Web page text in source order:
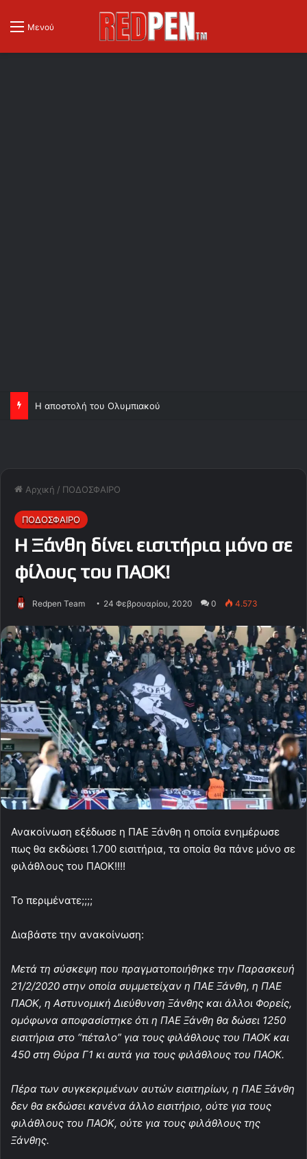
Μενού
Η αποστολή του Ολυμπιακού
Αρχική / ΠΟΔΟΣΦΑΙΡΟ
ΠΟΔΟΣΦΑΙΡΟ
Η Ξάνθη δίνει εισιτήρια μόνο σε
φίλους του ΠΑΟΚ!
Redpen Team 24 Φεβρουαρίου, 2020 0 4.573
Ανακοίνωση εξέδωσε η ΠΑΕ Ξάνθη η οποία ενημέρωσε
πως θα εκδώσει 1.700 εισιτήρια, τα οποία θα πάνε μόνο σε
φιλάθλους του ΠΑΟΚ!!!!
Το περιμένατε;;;;
Διαβάστε την ανακοίνωση:
Μετά τη σύσκεψη που πραγματοποιήθηκε την Παρασκευή
21/2/2020 στην οποία συμμετείχαν η ΠΑΕ Ξάνθη, η ΠΑΕ
ΠΑΟΚ, η Αστυνομική Διεύθυνση Ξάνθης και άλλοι Φορείς,
ομόφωνα αποφασίστηκε ότι η ΠΑΕ Ξάνθη θα δώσει 1250
εισιτήρια στο “πέταλο” για τους φιλάθλους του ΠΑΟΚ και
450 στη Θύρα Γ1 κι αυτά για τους φιλάθλους του ΠΑΟΚ.
Πέρα των συγκεκριμένων αυτών εισιτηρίων, η ΠΑΕ Ξάνθη
δεν θα εκδώσει κανένα άλλο εισιτήριο, ούτε για τους
φιλάθλους του ΠΑΟΚ, ούτε για τους φιλάθλους της
Ξάνθης.